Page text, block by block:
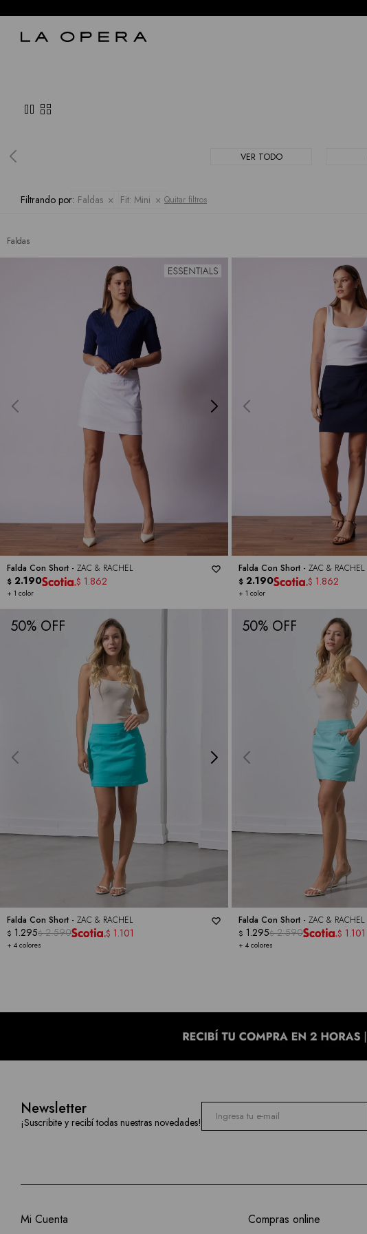
pause grid_view
VER TODO
Filtrando por: Faldas Fit: Mini Quitar filtros
Faldas
Falda Con Short - ZAC & RACHEL
+ 1 color
$ 2.190 $ 1.862
Falda Con Short -ZAC & RACHEL
+ 1 color
$ 2.190 $ 1.862
50
Falda Con Short - ZAC & RACHEL
+ 4 colores
$ 1.295$ 2.590 $ 1.101
50
Falda Con Short -ZAC & RACHEL
+ 4 colores
$ 1.295$ 2.590 $ 1.101
Newsletter
¡Suscribite y recibí todas nuestras novedades!
Mi Cuenta Compras online